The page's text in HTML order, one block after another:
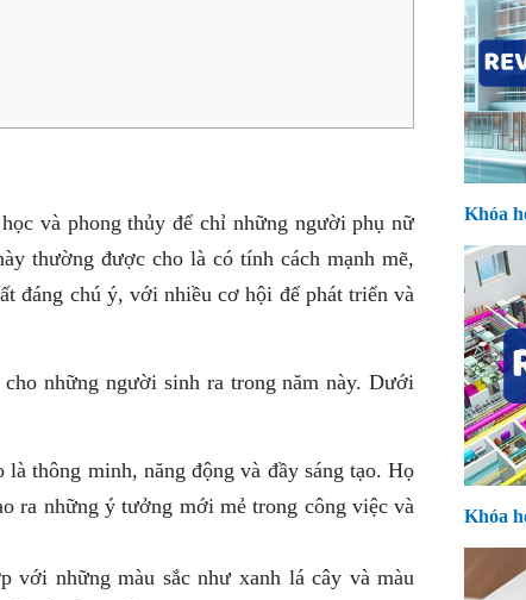
và phong thủy để chỉ những người phụ nữ
thường được cho là có tính cách mạnh mẽ,
đáng chú ý, với nhiều cơ hội để phát triển và
những người sinh ra trong năm này. Dưới
thông minh, năng động và đầy sáng tạo. Họ
ra những ý tưởng mới mẻ trong công việc và
với những màu sắc như xanh lá cây và màu
Khóa
Khóa